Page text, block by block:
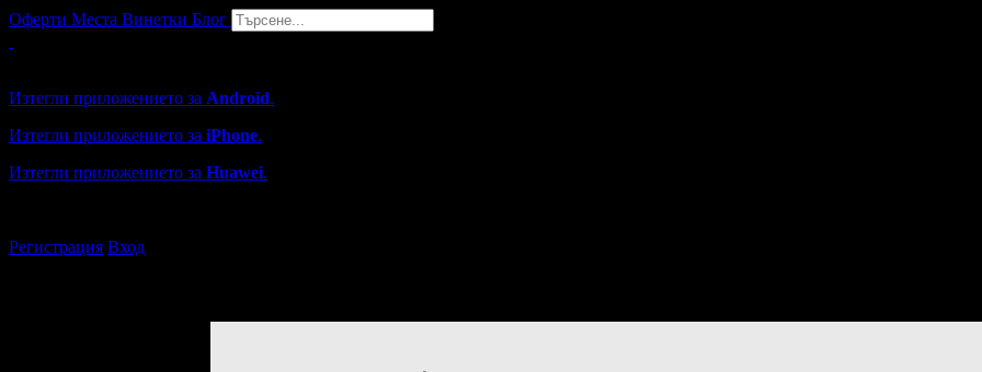
Оферти Места Винетки Блог
Изтегли приложението за Android.
Изтегли приложението за iPhone.
Изтегли приложението за Huawei.
Регистрация Вход